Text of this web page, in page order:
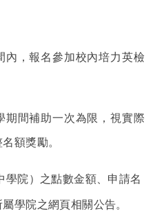
內，報名參加校內培力英檢
期間補助一次為限，視實際
額獎勵。
學院）之點數金額、申請名
學院之網頁相關公告。